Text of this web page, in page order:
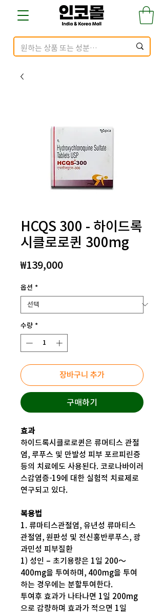
HCQS 300 - 하이드록
시클로로퀸 300mg
₩139,000가
옵션 *
수량 *
장바구니 추가
구매하기
효과
하이드록시클로로퀸은 류머티스 관절
염, 루푸스 및 만발성 피부 포르피린증
등의 치료에도 사용된다. 코로나바이러
스감염증-19에 대한 실험적 치료제로
연구되고 있다.
복용법
1. 류마티스관절염, 유년성 류마티스
관절염, 원판성 및 전신홍반루푸스, 광
과민성 피부질환
1) 성인 – 초기용량은 1일 200～
400mg을 투여하며, 400mg을 투여
하는 경우에는 분할투여한다.
투여후 효과가 나타나면 1일 200mg
으로 감량하며 효과가 적으면 1일